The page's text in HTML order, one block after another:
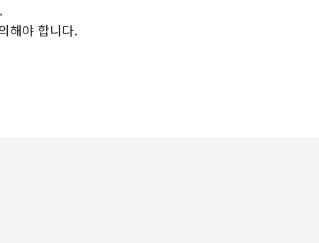
해야 합니다.